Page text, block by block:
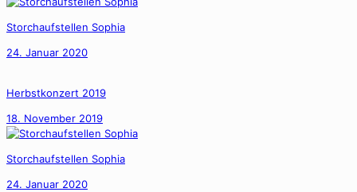
Storchaufstellen Sophia
24. Januar 2020
Herbstkonzert 2019
18. November 2019
Storchaufstellen Sophia
24. Januar 2020